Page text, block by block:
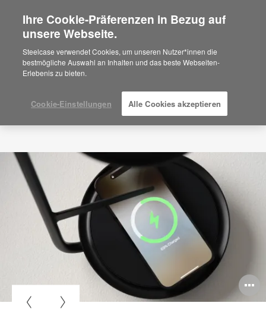
Are you in United States?
Would you like to see Products we sell in
your region?
Americas
Español
Ihre Cookie-Präferenzen in Bezug auf
unsere Webseite.
Steelcase verwendet Cookies, um unseren Nutzer*innen die
bestmögliche Auswahl an Inhalten und das beste Webseiten-
Erlebenis zu bieten.
Cookie-Einstellungen Alle Cookies akzeptieren